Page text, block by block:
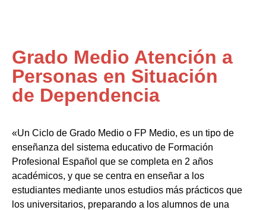
Grado Medio Atención a
Personas en Situación
de Dependencia
«Un Ciclo de Grado Medio o FP Medio, es un tipo de
enseñanza del sistema educativo de Formación
Profesional Español que se completa en 2 años
académicos, y que se centra en enseñar a los
estudiantes mediante unos estudios más prácticos que
los universitarios, preparando a los alumnos de una